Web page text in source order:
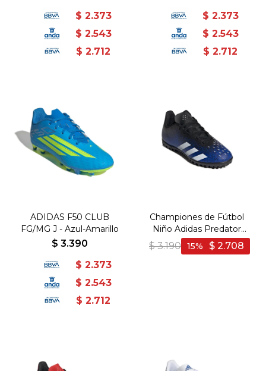
$ 2.373
$ 2.543
$ 2.712
$ 2.373
$ 2.543
$ 2.712
ADIDAS F50 CLUB
FG/MG J - Azul-Amarillo
$ 3.390
$ 2.373
$ 2.543
$ 2.712
Championes de Fútbol
Niño Adidas Predator
Freak .4 - Marino-Negro
$ 3.190 $ 2.708
15